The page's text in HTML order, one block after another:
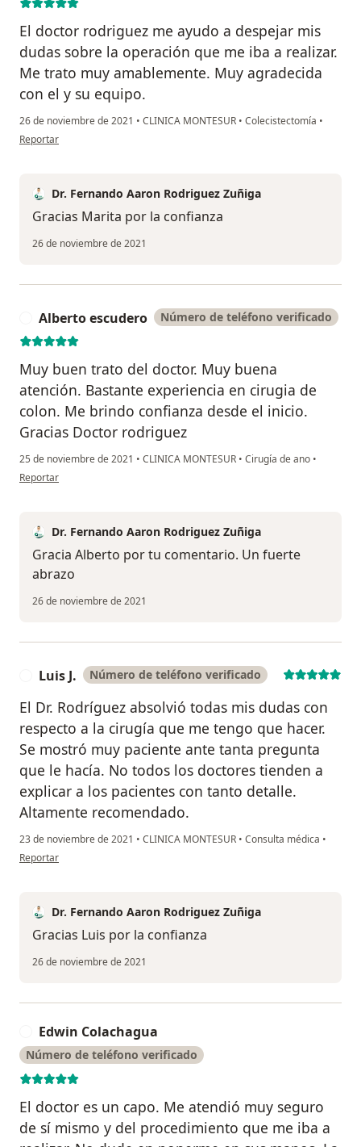
El doctor rodriguez me ayudo a despejar mis
dudas sobre la operación que me iba a realizar.
Me trato muy amablemente. Muy agradecida
con el y su equipo.
26 de noviembre de 2021 • CLINICA MONTESUR • Colecistectomía •
en opinión del usuario Cuenta eliminada
Reportar
Dr. Fernando Aaron Rodriguez Zuñiga
Gracias Marita por la confianza
26 de noviembre de 2021
Alberto escudero Número de teléfono verificado
Muy buen trato del doctor. Muy buena
atención. Bastante experiencia en cirugia de
colon. Me brindo confianza desde el inicio.
Gracias Doctor rodriguez
25 de noviembre de 2021 • CLINICA MONTESUR • Cirugía de ano •
en opinión del usuario Alberto escudero
Reportar
Dr. Fernando Aaron Rodriguez Zuñiga
Gracia Alberto por tu comentario. Un fuerte
abrazo
26 de noviembre de 2021
Luis J. Número de teléfono verificado
El Dr. Rodríguez absolvió todas mis dudas con
respecto a la cirugía que me tengo que hacer.
Se mostró muy paciente ante tanta pregunta
que le hacía. No todos los doctores tienden a
explicar a los pacientes con tanto detalle.
Altamente recomendado.
23 de noviembre de 2021 • CLINICA MONTESUR • Consulta médica •
en opinión del usuario Luis J.
Reportar
Dr. Fernando Aaron Rodriguez Zuñiga
Gracias Luis por la confianza
26 de noviembre de 2021
Edwin Colachagua
Número de teléfono verificado
El doctor es un capo. Me atendió muy seguro
de sí mismo y del procedimiento que me iba a